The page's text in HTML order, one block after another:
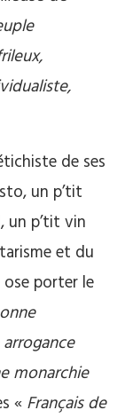
de ses
un p’tit
un p’tit vin
et du
porter le
arrogance
monarchie
« Français de